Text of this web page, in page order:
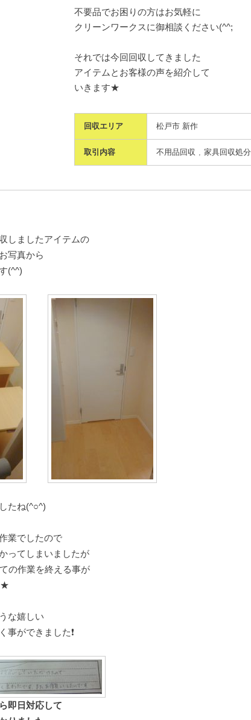
不要品でお困りの方はお気軽に
クリーンワークスに御相談ください(^^;
それでは今回回収してきました
アイテムとお客様の声を紹介して
いきます★
回収エリア 松戸市 新作
取引内容 不用品回収 家具回収処分
しましたアイテムの
写真から
す(^^)
たね(^○^)
業でしたので
ってしまいましたが
の作業を終える事が
な嬉しい
事ができました❗
即日対応して